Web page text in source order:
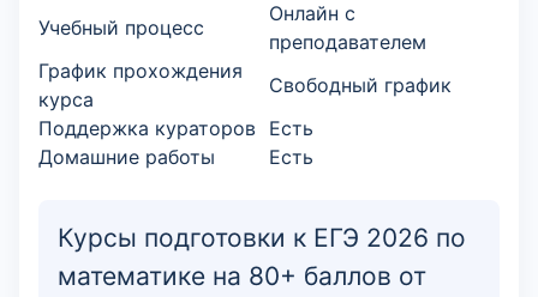
Учебный процесс
Онлайн с
преподавателем
График прохождения
курса
Свободный график
Поддержка кураторов Есть
Домашние работы
Есть
Курсы подготовки к ЕГЭ 2026 по
математике на 80+ баллов от